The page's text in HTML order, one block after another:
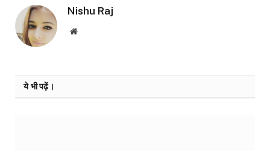
Nishu Raj
Website
ये भी पढ़ें।